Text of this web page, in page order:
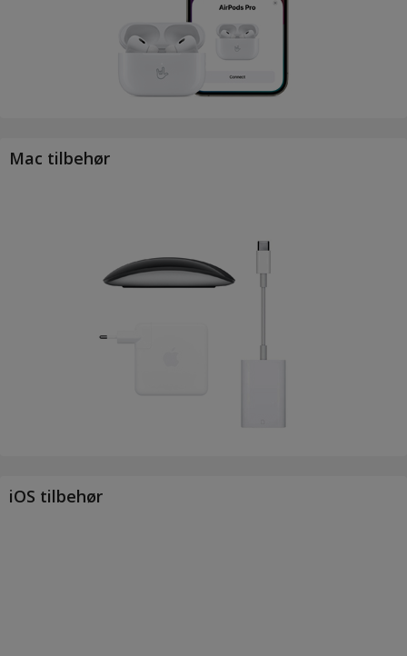
Mac tilbehør
iOS tilbehør